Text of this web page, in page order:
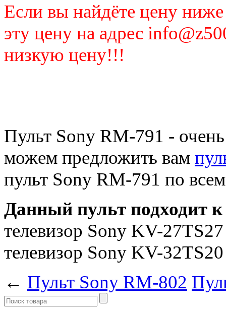
Если вы найдёте цену
эту цену на адрес
низкую цену!!!
Пульт Sony RM-791 -
можем предложить вам
пульт Sony RM-791 по
Данный пульт подходит
телевизор Sony KV-27TS27
телевизор Sony KV-
← Пульт Sony RM-802